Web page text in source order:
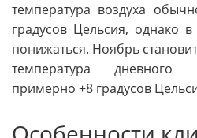
температура воздуха
градусов Цельсия, однако
понижаться. Ноябрь
температура дневного
примерно +8 градусов